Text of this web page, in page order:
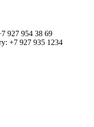
927 954 38 69
+7 927 935 1234